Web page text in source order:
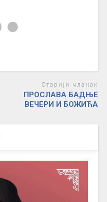
Старији чланак
ПРОСЛАВА БАДЊЕ
ВЕЧЕРИ И БОЖИЋА